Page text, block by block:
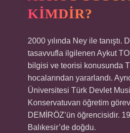
KIMDIR?
2000 yılında Ney ile tanıştı.
tasavvufla ilgilenen Aykut
bilgisi ve teorisi konusunda
hocalarından yararlandı.
Üniversitesi Türk Devlet
Konservatuvarı öğretim
DEMİRÖZ’ün öğrencisidir.
Balıkesir’de doğdu.